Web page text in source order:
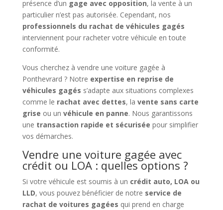
présence d’un gage avec opposition, la vente à un
particulier n’est pas autorisée. Cependant, nos
professionnels du rachat de véhicules gagés
interviennent pour racheter votre véhicule en toute
conformité.
Vous cherchez à vendre une voiture gagée à
Ponthevrard ? Notre expertise en reprise de
véhicules gagés s’adapte aux situations complexes
comme le rachat avec dettes, la vente sans carte
grise ou un véhicule en panne. Nous garantissons
une transaction rapide et sécurisée pour simplifier
vos démarches.
Vendre une voiture gagée avec
crédit ou LOA : quelles options ?
Si votre véhicule est soumis à un crédit auto, LOA ou
LLD, vous pouvez bénéficier de notre service de
rachat de voitures gagées qui prend en charge